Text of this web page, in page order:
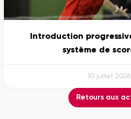
Introduction
système de
10 juillet 2026
Retours aux